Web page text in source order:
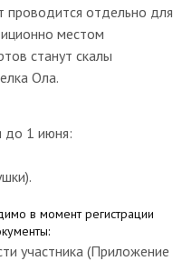
проводится отдельно для
местом
станут скалы
Ола.
до 1 июня:
в момент регистрации
участника (Приложение